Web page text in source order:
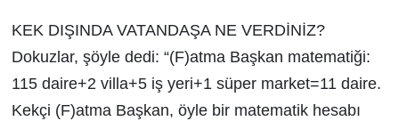
KEK DIŞINDA VATANDAŞA NE VERDİNİZ?
Dokuzlar, şöyle dedi: “(F)atma Başkan matematiği:
115 daire+2 villa+5 iş yeri+1 süper market=11 daire.
Kekçi (F)atma Başkan, öyle bir matematik hesabı